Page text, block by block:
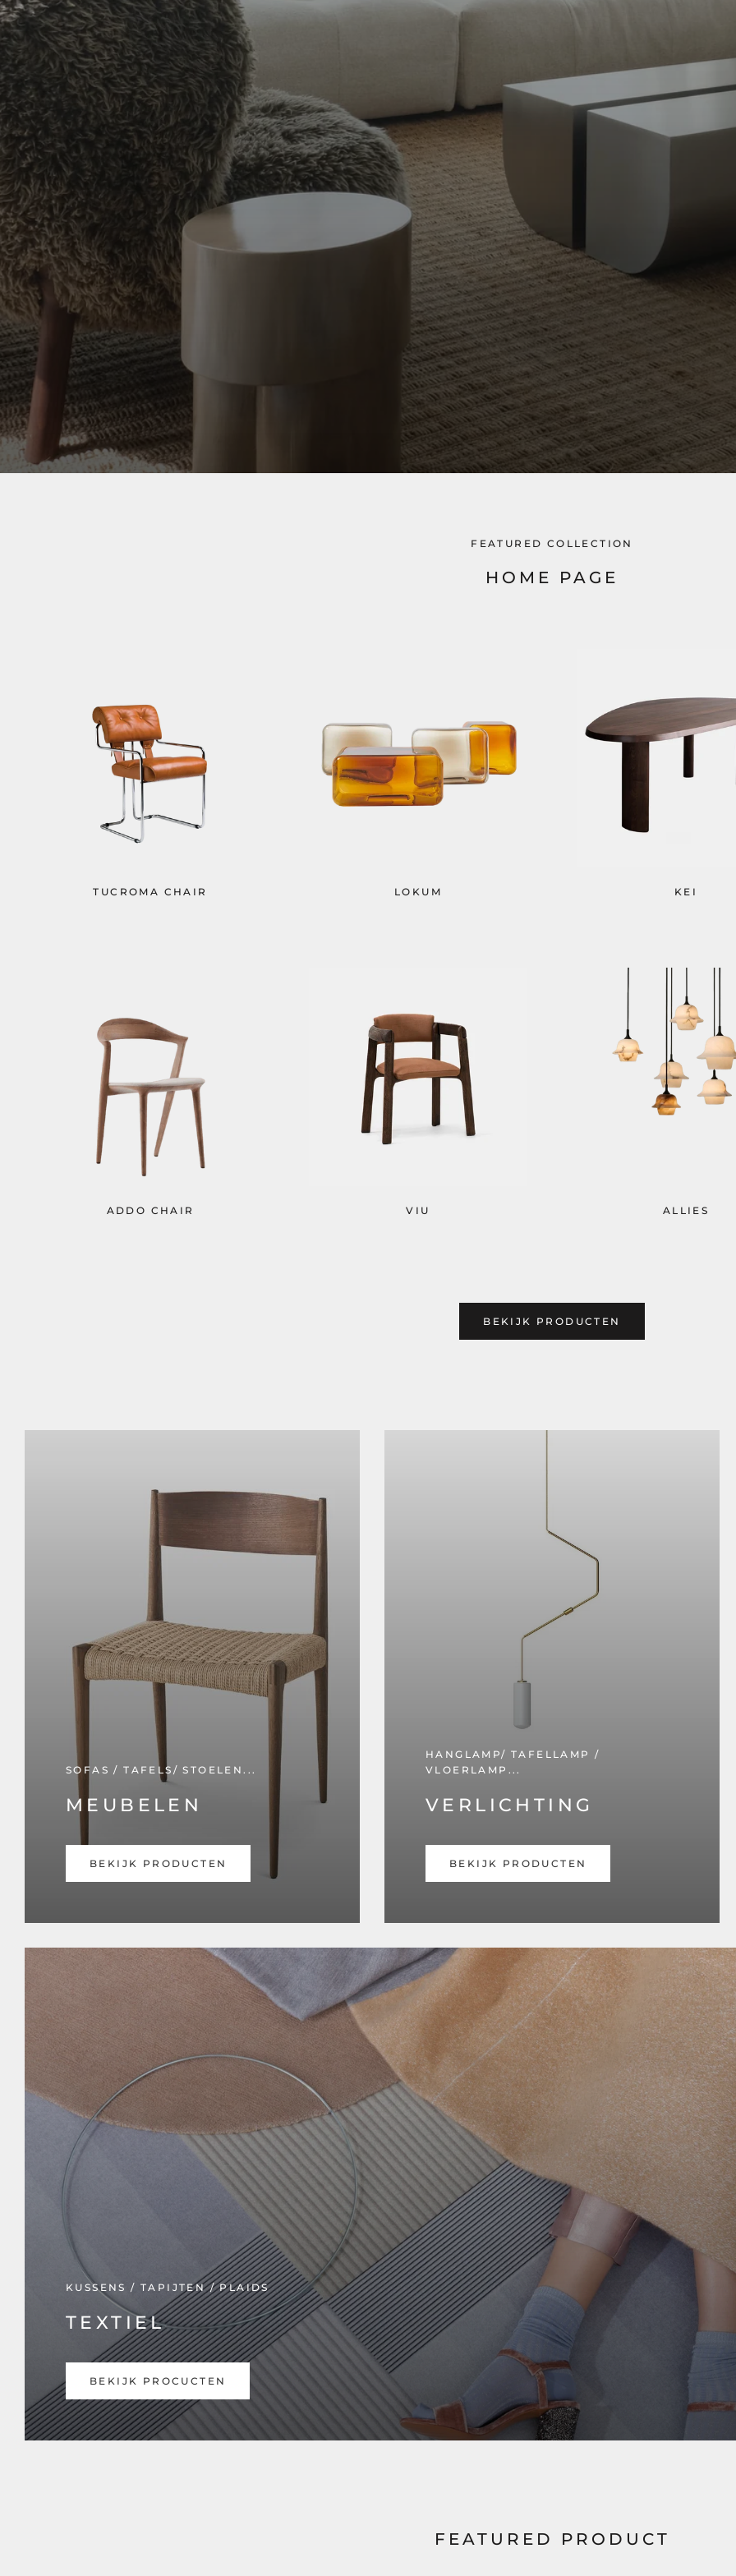
THE COLLECTION
FEATURED COLLECTION
HOME PAGE
TUCROMA CHAIR LOKUM KEI
ADDO CHAIR VIU ALLIES
BEKIJK PRODUCTEN
SOFAS / TAFELS/ STOELEN...
MEUBELEN
BEKIJK PRODUCTEN
HANGLAMP/ TAFELLAMP /
VLOERLAMP...
VERLICHTING
BEKIJK PRODUCTEN
KUSSENS / TAPIJTEN / PLAIDS
TEXTIEL
BEKIJK PROCUCTEN
FEATURED PRODUCT